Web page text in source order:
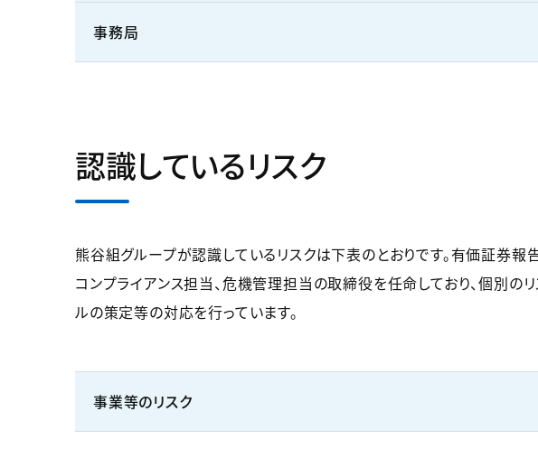
事務局
認識しているリスク
熊谷組グループが認識しているリスクは下表のとおりです。有価証券報
コンプライアンス担当、危機管理担当の取締役を任命しており、個別
ルの策定等の対応を行っています。
事業等のリスク